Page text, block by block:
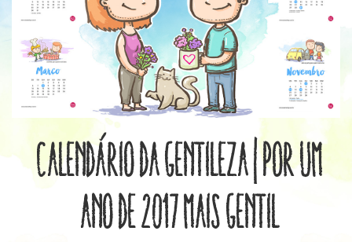
Calendário da Gentileza | Por um
ano de 2017 mais gentil